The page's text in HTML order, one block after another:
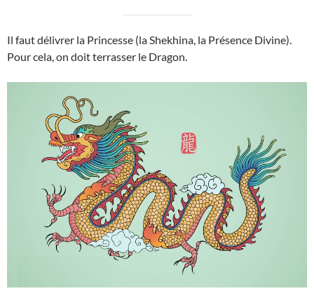
Il faut délivrer la Princesse (la Shekhina, la Présence Divine).
Pour cela, on doit terrasser le Dragon.